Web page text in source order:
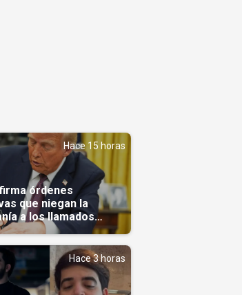
Hace 15 horas
órdenes
que niegan la
a los llamados
de nacimiento'
Hace 3 horas